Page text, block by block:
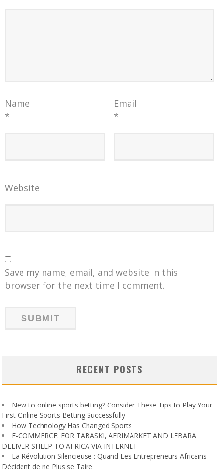
Name
*
Email
*
Website
Save my name, email, and website in this
browser for the next time I comment.
RECENT POSTS
New to online sports betting? Consider These Tips to Play Your
First Online Sports Betting Successfully
How Technology Has Changed Sports
E-COMMERCE: FOR TABASKI, AFRIMARKET AND LEBARA
DELIVER SHEEP TO AFRICA VIA INTERNET
La Révolution Silencieuse : Quand Les Entrepreneurs Africains
Décident de ne Plus se Taire